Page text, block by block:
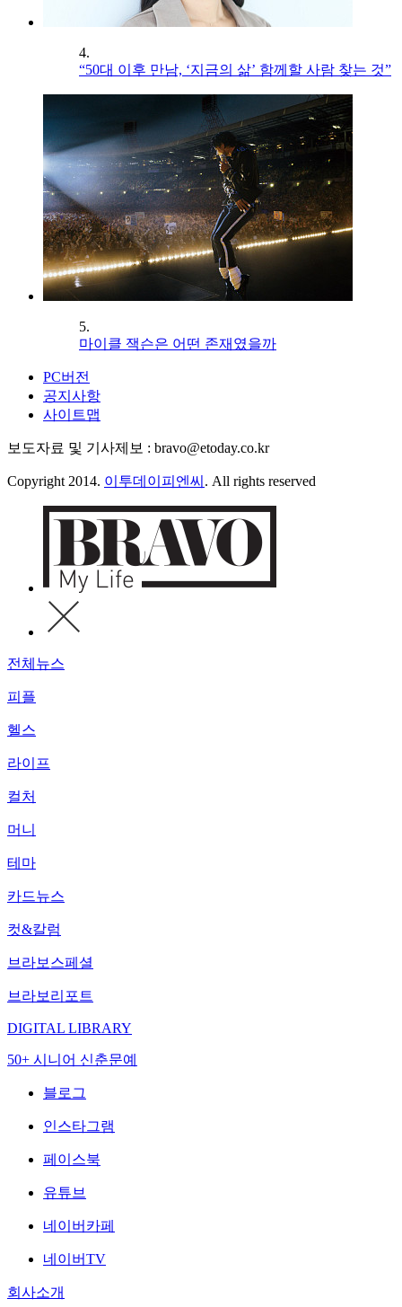
4.
“50대 이후 만남, ‘지금의 삶’ 함께할 사람 찾는 것”
5.
마이클 잭슨은 어떤 존재였을까
PC버전
공지사항
사이트맵
보도자료 및 기사제보 : bravo@etoday.co.kr
Copyright 2014. 이투데이피엔씨 . All rights reserved
전체뉴스
피플
헬스
라이프
컬처
머니
테마
카드뉴스
컷&칼럼
브라보스페셜
브라보리포트
DIGITAL LIBRARY
50+ 시니어 신춘문예
블로그
인스타그램
페이스북
유튜브
네이버카페
네이버TV
회사소개